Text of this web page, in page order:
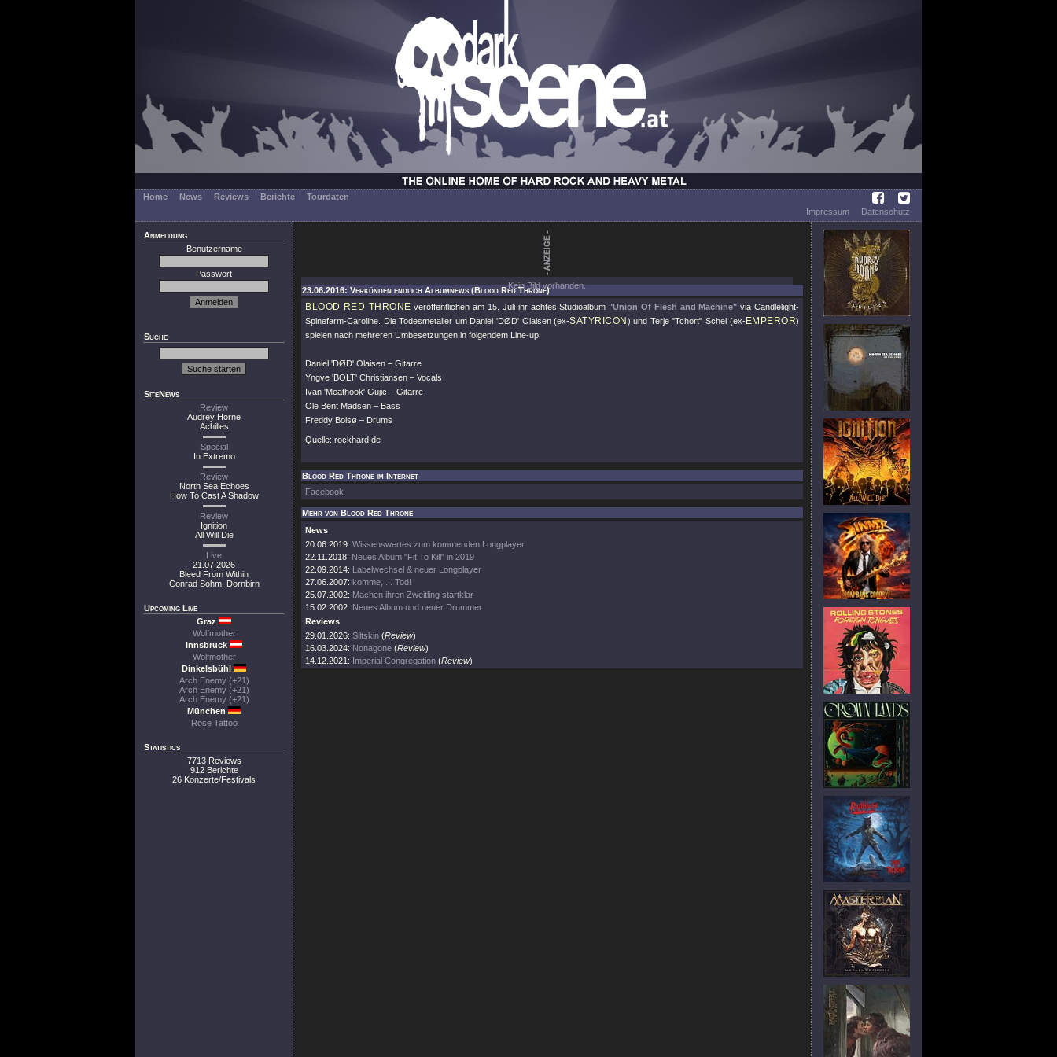
Home News Reviews Berichte
Tourdaten
Impressum
Datenschutz
Anmeldung
Benutzername
Passwort
Suche
SiteNews
Review
Audrey Horne
Achilles
Special
In Extremo
Review
North Sea Echoes
How To Cast A Shadow
Review
Ignition
All Will Die
Live
21.07.2026
Bleed From Within
Conrad Sohm, Dornbirn
Upcoming Live
Graz
Wolfmother
Innsbruck
Wolfmother
Dinkelsbühl
Arch Enemy (+21)
Arch Enemy (+21)
Arch Enemy (+21)
München
Rose Tattoo
Statistics
7713 Reviews
912 Berichte
26 Konzerte/Festivals
Kein Bild vorhanden.
23.06.2016: Verkünden endlich Albumnews (Blood Red Throne)
BLOOD RED THRONE veröffentlichen am 15. Juli ihr achtes Studioalbum"Union Of Flesh and Machine" via Candlelight-
Spinefarm-Caroline. Die Todesmetaller um Daniel 'DØD' Olaisen (ex-SATYRICON ) und Terje "Tchort" Schei (ex-EMPEROR)
spielen nach mehreren Umbesetzungen in folgendem Line-up:
Daniel 'DØD' Olaisen – Gitarre
Yngve 'BOLT' Christiansen – Vocals
Ivan 'Meathook' Gujic – Gitarre
Ole Bent Madsen – Bass
Freddy Bolsø – Drums
Quelle: rockhard.de
Blood Red Throne im Internet
Facebook
Mehr von Blood Red Throne
News
20.06.2019: Wissenswertes zum kommenden Longplayer
22.11.2018: Neues Album "Fit To Kill" in 2019
22.09.2014: Labelwechsel & neuer Longplayer
27.06.2007: komme, ... Tod!
25.07.2002: Machen ihren Zweitling startklar
15.02.2002: Neues Album und neuer Drummer
Reviews
29.01.2026: Siltskin (Review)
16.03.2024: Nonagone (Review)
14.12.2021: Imperial Congregation (Review)